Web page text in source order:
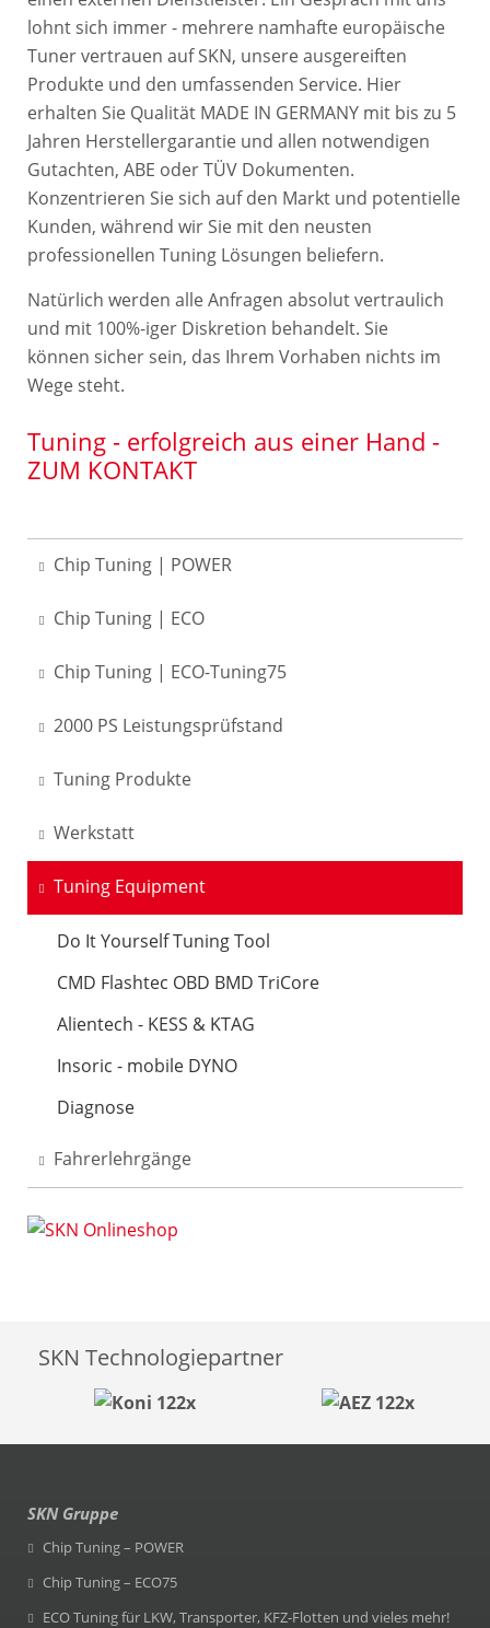
lohnt sich immer - mehrere namhafte europäische
Tuner vertrauen auf SKN, unsere ausgereiften
Produkte und den umfassenden Service. Hier
erhalten Sie Qualität MADE IN GERMANY mit bis zu 5
Jahren Herstellergarantie und allen notwendigen
Gutachten, ABE oder TÜV Dokumenten.
Konzentrieren Sie sich auf den Markt und potentielle
Kunden, während wir Sie mit den neusten
professionellen Tuning Lösungen beliefern.
Natürlich werden alle Anfragen absolut vertraulich
und mit 100%-iger Diskretion behandelt. Sie
können sicher sein, das Ihrem Vorhaben nichts im
Wege steht.
Tuning - erfolgreich aus einer Hand -
ZUM KONTAKT
Chip Tuning | POWER
Chip Tuning | ECO
Chip Tuning | ECO-Tuning75
2000 PS Leistungsprüfstand
Tuning Produkte
Werkstatt
Tuning Equipment
Do It Yourself Tuning Tool
CMD Flashtec OBD BMD TriCore
Alientech - KESS & KTAG
Insoric - mobile DYNO
Diagnose
Fahrerlehrgänge
SKN Technologiepartner
SKN Gruppe
Chip Tuning – POWER
Chip Tuning – ECO75
ECO Tuning für LKW, Transporter, KFZ-Flotten und vieles mehr!